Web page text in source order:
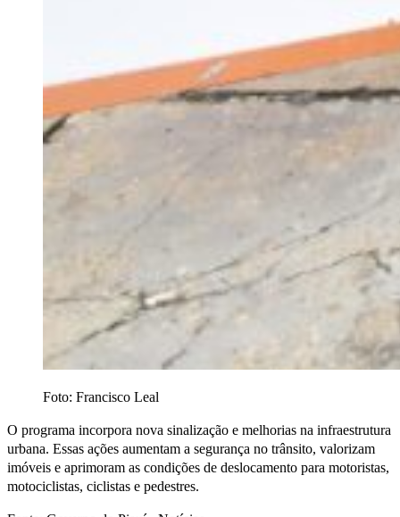
Foto: Francisco Leal
O programa incorpora nova sinalização e melhorias na infraestrutura
urbana. Essas ações aumentam a segurança no trânsito, valorizam
imóveis e aprimoram as condições de deslocamento para motoristas,
motociclistas, ciclistas e pedestres.